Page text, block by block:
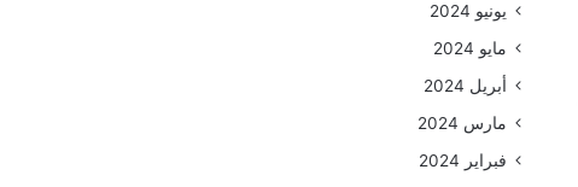
يونيو 2024
مايو 2024
أبريل 2024
مارس 2024
فبراير 2024